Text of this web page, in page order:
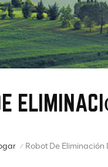
/ Robot De Eliminación